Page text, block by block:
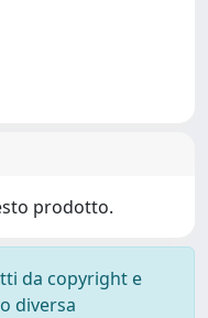
prodotto.
da copyright e
diversa